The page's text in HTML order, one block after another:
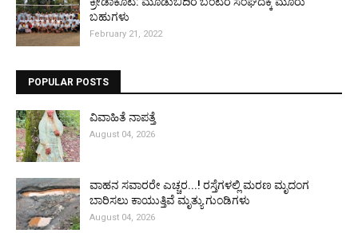
ಬಹುಗಳು
February 21, 2022
POPULAR POSTS
ವಿವಾಹಿತೆ ನಾಪತ್ತೆ
August 04, 2026
ವಾಹನ ಸವಾರರೇ ಎಚ್ಚರ...! ರಸ್ತೆಗಳಲ್ಲಿ ಮರಣ ಮೃದಂಗ
ಬಾರಿಸಲು ಕಾಯುತ್ತಿವೆ ಮೃತ್ಯು ಗುಂಡಿಗಳು
August 04, 2026